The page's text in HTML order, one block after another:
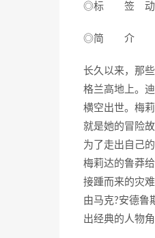
◎标 签 动画 |
◎简 介
长久以来，那
格兰高地上。
横空出世。梅
就是她的冒险故
为了走出自己
梅莉达的鲁莽
接踵而来的灾
由马克?安德鲁
出经典的人物